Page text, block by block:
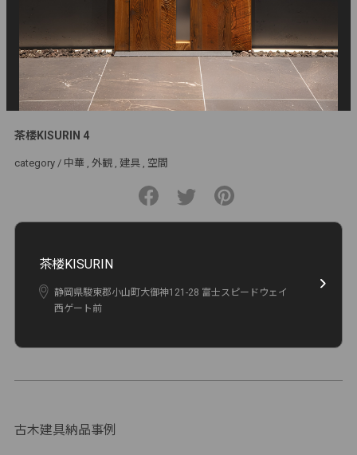
茶楼KISURIN 4
category / 中華 外観 建具 空間
茶楼KISURIN
静岡県駿東郡小山町大御神121-28 富士スピードウェイ
西ゲート前
古木建具納品事例